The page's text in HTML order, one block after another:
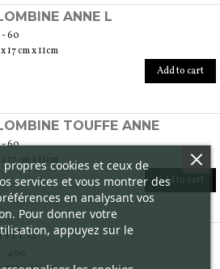
ANNE L
- 60
17 cm x 11cm
Add to cart
TOUFFE ANNE
- 60
Add to cart
cookies et ceux de
services et vous montrer des
en analysant vos
Pour donner votre
appuyez sur le